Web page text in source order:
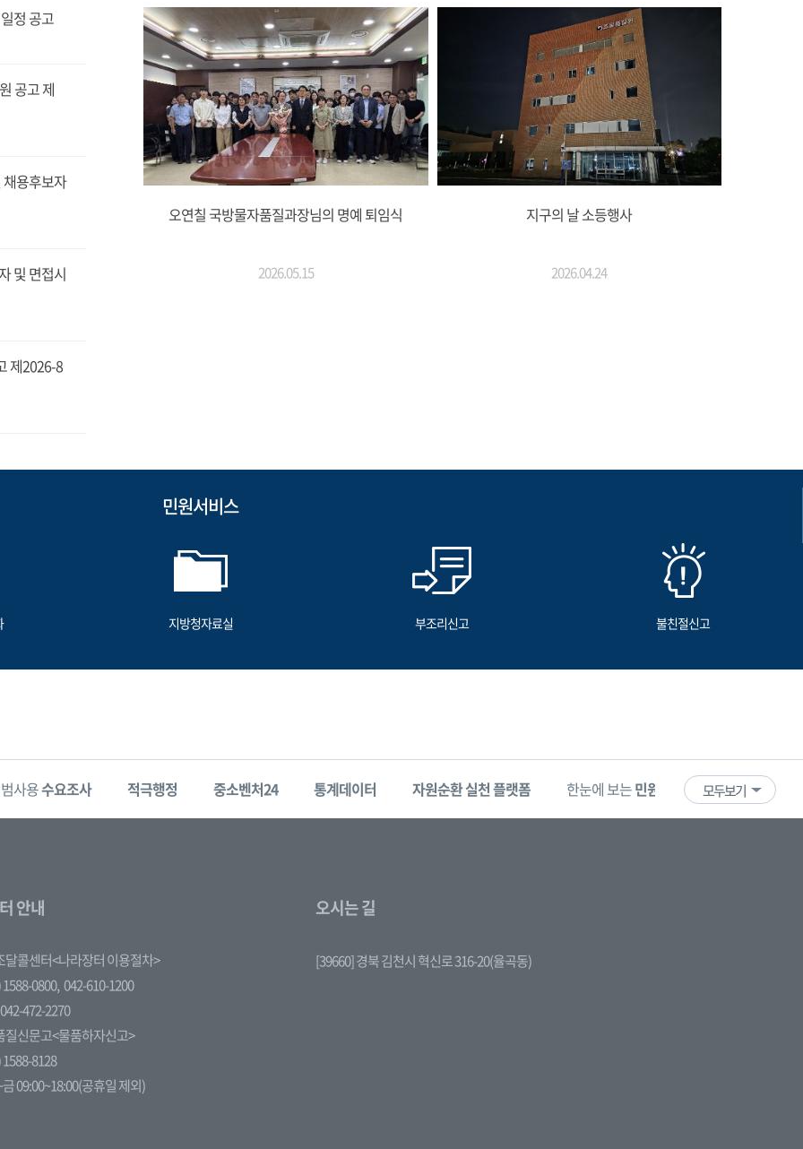
정 공고
공고 제
용후보자
및 면접시
제2026-8
오연칠 국방물자품질과장님의 명예 퇴임식
2026.05.15
지구의 날 소등행사
2026.04.24
민원서비스
지방청자료실 부조리신고 불친절신고
사용수요조사 적극행정 중소벤처24 통계데이터 자원순환 실천 플랫폼 한눈에 보는민원 빅데이터 기업마당
모두보기
안내
달콜센터<나라장터 이용절차>
0800, 042-610-1200
472-2270
질신문고<물품하자신고>
8128
09:00~18:00(공휴일 제외)
오시는 길
[39660] 경북 김천시 혁신로 316-20(율곡동)